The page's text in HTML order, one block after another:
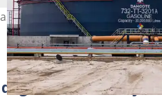
a Najeriya. Hoto: Getty
kasashen waje